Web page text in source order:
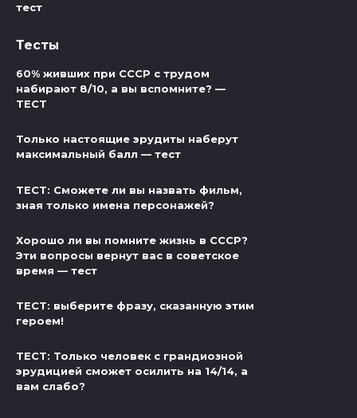
тест
Тесты
60% живших при СССР с трудом
набирают 8/10, а вы вспомните? —
ТЕСТ
Только настоящие эрудиты наберут
максимальный балл — тест
ТЕСТ: Сможете ли вы назвать фильм,
зная только имена персонажей?
Хорошо ли вы помните жизнь в СССР?
Эти вопросы вернут вас в советское
время — тест
ТЕСТ: выберите фразу, сказанную этим
героем!
ТЕСТ: Только человек с грандиозной
эрудицией сможет осилить на 14/14, а
вам слабо?